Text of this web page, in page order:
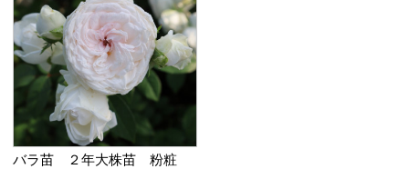
バラ苗 ２年大株苗 粉粧